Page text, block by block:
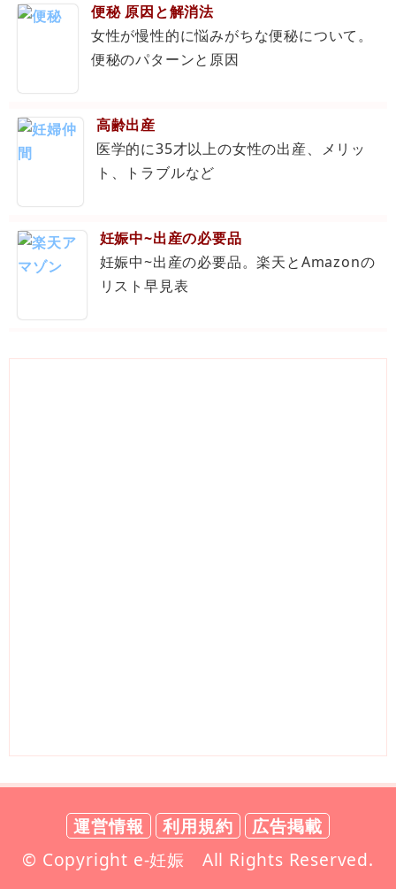
便秘 原因と解消法
女性が慢性的に悩みがちな便秘について。
便秘のパターンと原因
高齢出産
医学的に35才以上の女性の出産、メリッ
ト、トラブルなど
妊娠中~出産の必要品
妊娠中~出産の必要品。楽天とAmazonの
リスト早見表
運営情報 利用規約
広告掲載
© Copyright e-妊娠 All Rights Reserved.